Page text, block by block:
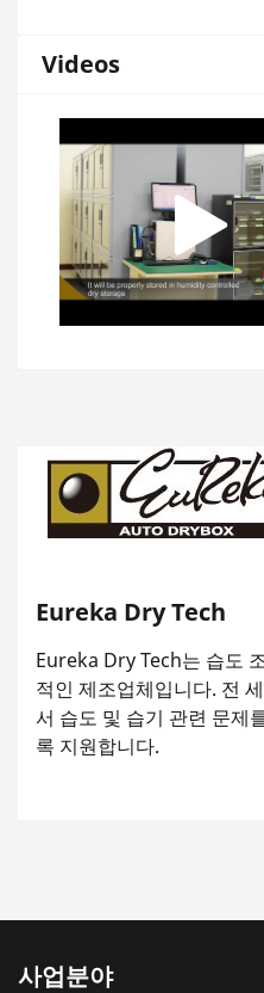
Videos
Eureka Dry Tech
Eureka Dry Tech는 습도
적인 제조업체입니다. 전
서 습도 및 습기 관련 문제
록 지원합니다.
사업분야